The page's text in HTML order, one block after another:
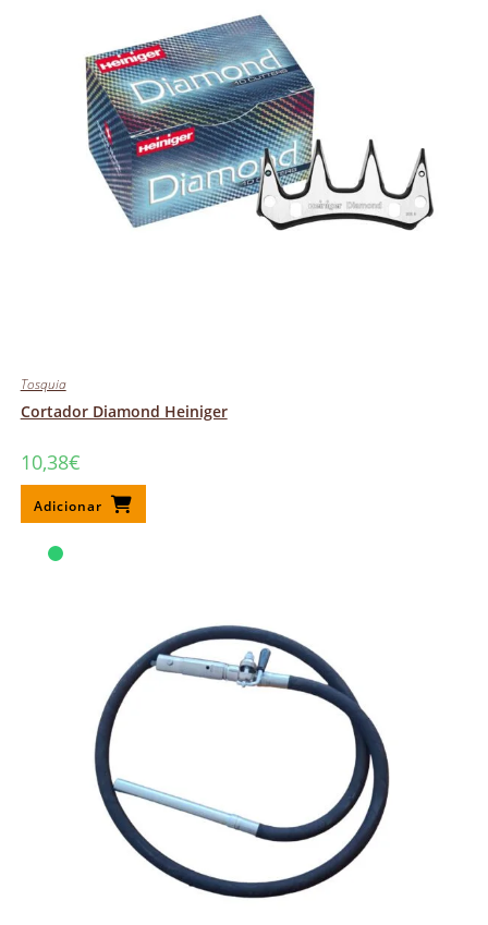
Tosquia
Cortador Diamond Heiniger
10,38€
Adicionar